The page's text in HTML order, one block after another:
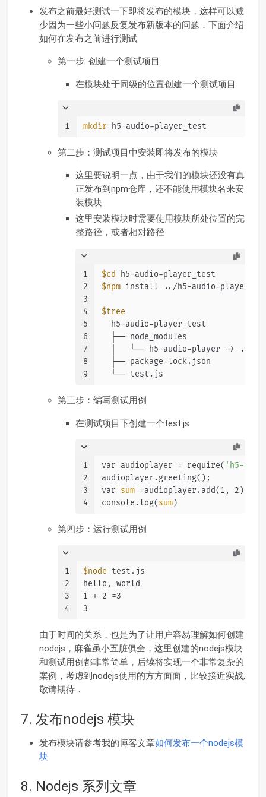
发布之前最好测试一下即将发布的模块，这样可以减
少因为一些小问题反复发布新版本的问题．下面介绍
如何在发布之前进行测试
第一步: 创建一个测试项目
在模块处于同级的位置创建一个测试项目
1 mkdir h5-audio-player_test
第二步：测试项目中安装即将发布的模块
这里要说明一点，由于我们的模块还没有真
正发布到npm仓库，还不能使用模块名来安
装模块
这里安装模块时需要使用模块所处位置的完
整路径，或者相对路径
1
2
3
4
5
6
7
8
9
$cd
h5-audio-player_test
$npm install ../h5-audio-player
$tree
  h5-audio-player_test
  ├── node_modules
│   └── h5-audio-player -> ../
  ├── package-lock.json
  └── test.js
第三步：编写测试用例
在测试项目下创建一个test.js
1
2
3
4
var audioplayer = require( 'h5-
audioplayer.greeting();
var sum =audioplayer.add(1, 2);
console.log(sum)
第四步：运行测试用例
1
2
3
4
$node test.js
hello, world
1 + 2 =3
3
由于时间的关系，也是为了让用户容易理解如何创建
nodejs，麻雀虽小五脏俱全，这里创建的nodejs模块
和测试用例都非常简单，后续将实现一个非常复杂的
案例，考虑到nodejs使用的方方面面，比较接近实战,
敬请期待．
7. 发布nodejs 模块
发布模块请参考我的博客文章如何发布一个nodejs模
块
8. Nodejs 系列文章